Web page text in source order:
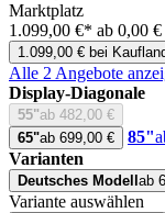
Marktplatz
1.099,00 €* ab 0,00 €
1.099,00 € bei
Alle 2 Angebote
Display-Diagonale
55"ab 482,00 €
65"ab 699,00 € 85"
Varianten
Deutsches Modell ab
Variante auswählen